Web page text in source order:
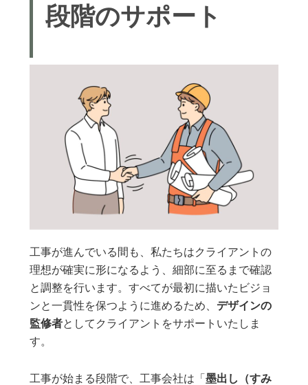
段階のサポート
工事が進んでいる間も、私たちはクライアントの
理想が確実に形になるよう、細部に至るまで確認
と調整を行います。すべてが最初に描いたビジョ
ンと一貫性を保つように進めるため、 デザインの
監修者としてクライアントをサポートいたしま
す。
工事が始まる段階で、工事会社は「墨出し（すみ